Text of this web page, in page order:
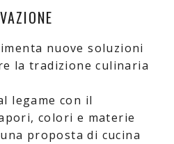
nuove soluzioni
la tradizione culinaria
legame con il
colori e materie
proposta di cucina